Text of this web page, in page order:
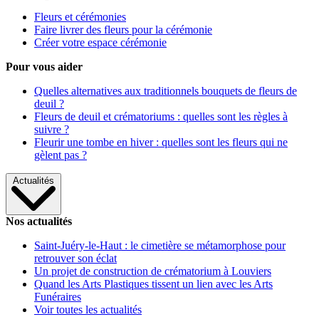
Fleurs et cérémonies
Faire livrer des fleurs pour la cérémonie
Créer votre espace cérémonie
Pour vous aider
Quelles alternatives aux traditionnels bouquets de fleurs de
deuil ?
Fleurs de deuil et crématoriums : quelles sont les règles à
suivre ?
Fleurir une tombe en hiver : quelles sont les fleurs qui ne
gèlent pas ?
Actualités
Nos actualités
Saint-Juéry-le-Haut : le cimetière se métamorphose pour
retrouver son éclat
Un projet de construction de crématorium à Louviers
Quand les Arts Plastiques tissent un lien avec les Arts
Funéraires
Voir toutes les actualités